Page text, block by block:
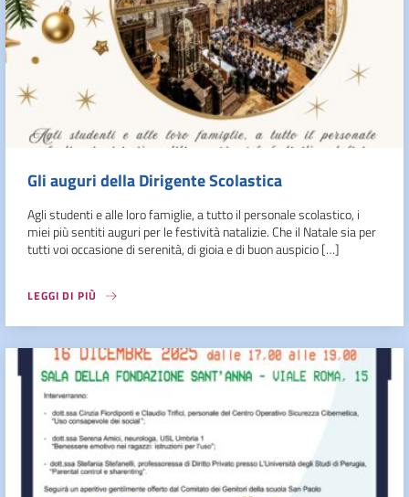
Gli auguri della Dirigente Scolastica
Agli studenti e alle loro famiglie, a tutto il personale scolastico, i
miei più sentiti auguri per le festività natalizie. Che il Natale sia per
tutti voi occasione di serenità, di gioia e di buon auspicio […]
LEGGI DI PIÙ